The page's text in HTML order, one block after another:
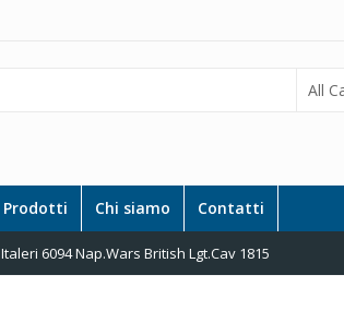
Prodotti Chi siamo Contatti
Italeri 6094 Nap.Wars British Lgt.Cav 1815